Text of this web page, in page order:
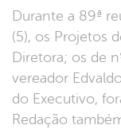
Durante a 89ª reunião ordinária desta terça-feira
(5), os Projetos
Diretora; os de
vereador
do Executivo,
Redação